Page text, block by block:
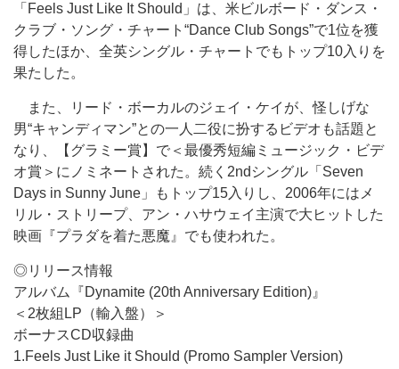
「Feels Just Like It Should」は、米ビルボード・ダンス・
クラブ・ソング・チャート“Dance Club Songs”で1位を獲
得したほか、全英シングル・チャートでもトップ10入りを
果たした。
また、リード・ボーカルのジェイ・ケイが、怪しげな
男“キャンディマン”との一人二役に扮するビデオも話題と
なり、【グラミー賞】で＜最優秀短編ミュージック・ビデ
オ賞＞にノミネートされた。続く2ndシングル「Seven
Days in Sunny June」もトップ15入りし、2006年にはメ
リル・ストリープ、アン・ハサウェイ主演で大ヒットした
映画『プラダを着た悪魔』でも使われた。
◎リリース情報
アルバム『Dynamite (20th Anniversary Edition)』
＜2枚組LP（輸入盤）＞
ボーナスCD収録曲
1.Feels Just Like it Should (Promo Sampler Version)